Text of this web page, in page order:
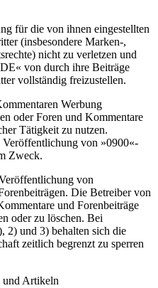
für die von ihnen eingestellten
(insbesondere Marken-,
nicht zu verletzen und
von durch ihre Beiträge
vollständig freizustellen.
Werbung
oder Foren und Kommentare
Tätigkeit zu nutzen.
Veröffentlichung von »0900«-
Zweck.
von
Die Betreiber von
und Forenbeiträge
oder zu löschen. Bei
2) und 3) behalten sich die
zeitlich begrenzt zu sperren
und Artikeln